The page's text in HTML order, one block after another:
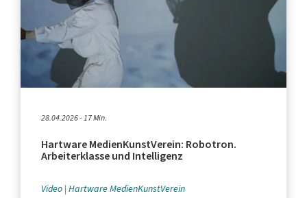
28.04.2026 - 17 Min.
Hartware MedienKunstVerein: Robotron.
Arbeiterklasse und Intelligenz
Video Hartware MedienKunstVerein